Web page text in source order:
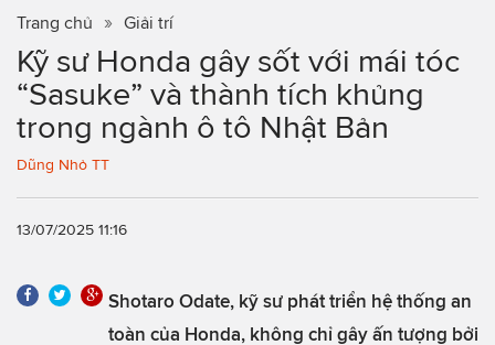
Trang chủ Giải trí
Kỹ sư Honda gây sốt với mái tóc
“Sasuke” và thành tích khủng
trong ngành ô tô Nhật Bản
Dũng Nhỏ TT
13/07/2025 11:16
Shotaro Odate, kỹ sư phát triển hệ thống an
toàn của Honda, không chỉ gây ấn tượng bởi